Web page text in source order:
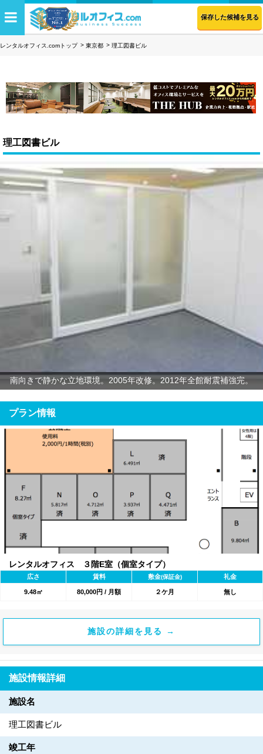
保存した候補を見る
レンタルオフィス.comトップ 東京都 理工図書ビル
理工図書ビル
南向きで静かな立地環境。2005年改修。2012年全館耐震補強完。
プラン情報
レンタルオフィス ３階E室（個室タイプ）
広さ 賃料 敷金(保証金) 礼金
9.48㎡ 80,000円 / 月額 ２ケ月 無し
施設の詳細を見る →
施設情報詳細
施設名
理工図書ビル
竣工年